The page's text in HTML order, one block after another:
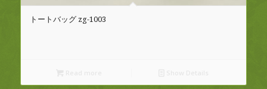
トートバッグ zg-1003